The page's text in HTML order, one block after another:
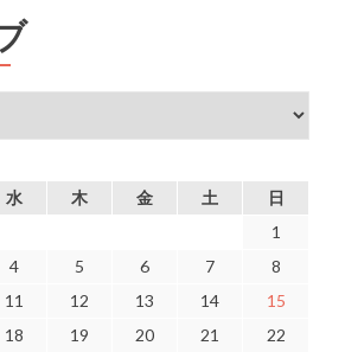
水 木 金 土
日
1
4 5 6 7
8
11 12 13 14
15
18 19 20 21
22